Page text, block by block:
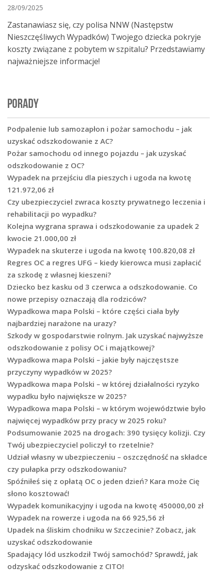
28/09/2025
Zastanawiasz się, czy polisa NNW (Następstw
Nieszczęśliwych Wypadków) Twojego dziecka pokryje
koszty związane z pobytem w szpitalu? Przedstawiamy
najważniejsze informacje!
PORADY
Podpalenie lub samozapłon i pożar samochodu – jak
uzyskać odszkodowanie z AC?
Pożar samochodu od innego pojazdu – jak uzyskać
odszkodowanie z OC?
Wypadek na przejściu dla pieszych i ugoda na kwotę
121.972,06 zł
Czy ubezpieczyciel zwraca koszty prywatnego leczenia i
rehabilitacji po wypadku?
Kolejna wygrana sprawa i odszkodowanie za upadek 2
kwocie 21.000,00 zł
Wypadek na skuterze i ugoda na kwotę 100.820,08 zł
Regres OC a regres UFG – kiedy kierowca musi zapłacić
za szkodę z własnej kieszeni?
Dziecko bez kasku od 3 czerwca a odszkodowanie. Co
nowe przepisy oznaczają dla rodziców?
Wypadkowa mapa Polski – które części ciała były
najbardziej narażone na urazy?
Szkody w gospodarstwie rolnym. Jak uzyskać najwyższe
odszkodowanie z polisy OC i majątkowej?
Wypadkowa mapa Polski – jakie były najczęstsze
przyczyny wypadków w 2025?
Wypadkowa mapa Polski – w której działalności ryzyko
wypadku było największe w 2025?
Wypadkowa mapa Polski – w którym województwie było
najwięcej wypadków przy pracy w 2025 roku?
Podsumowanie 2025 na drogach: 390 tysięcy kolizji. Czy
Twój ubezpieczyciel policzył to rzetelnie?
Udział własny w ubezpieczeniu – oszczędność na składce
czy pułapka przy odszkodowaniu?
Spóźniłeś się z opłatą OC o jeden dzień? Kara może Cię
słono kosztować!
Wypadek komunikacyjny i ugoda na kwotę 450000,00 zł
Wypadek na rowerze i ugoda na 66 925,56 zł
Upadek na śliskim chodniku w Szczecinie? Zobacz, jak
uzyskać odszkodowanie
Spadający lód uszkodził Twój samochód? Sprawdź, jak
odzyskać odszkodowanie z CITO!